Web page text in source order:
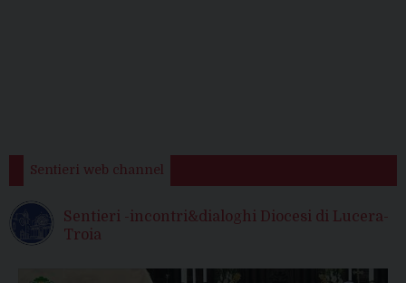
Sentieri web channel
Sentieri -incontri&dialoghi Diocesi di Lucera-
Troia